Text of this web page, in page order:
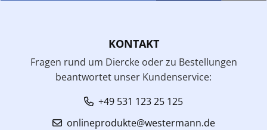
KONTAKT
Fragen rund um Diercke oder zu Bestellungen
beantwortet unser Kundenservice:
+49 531 123 25 125
onlineprodukte@westermann.de